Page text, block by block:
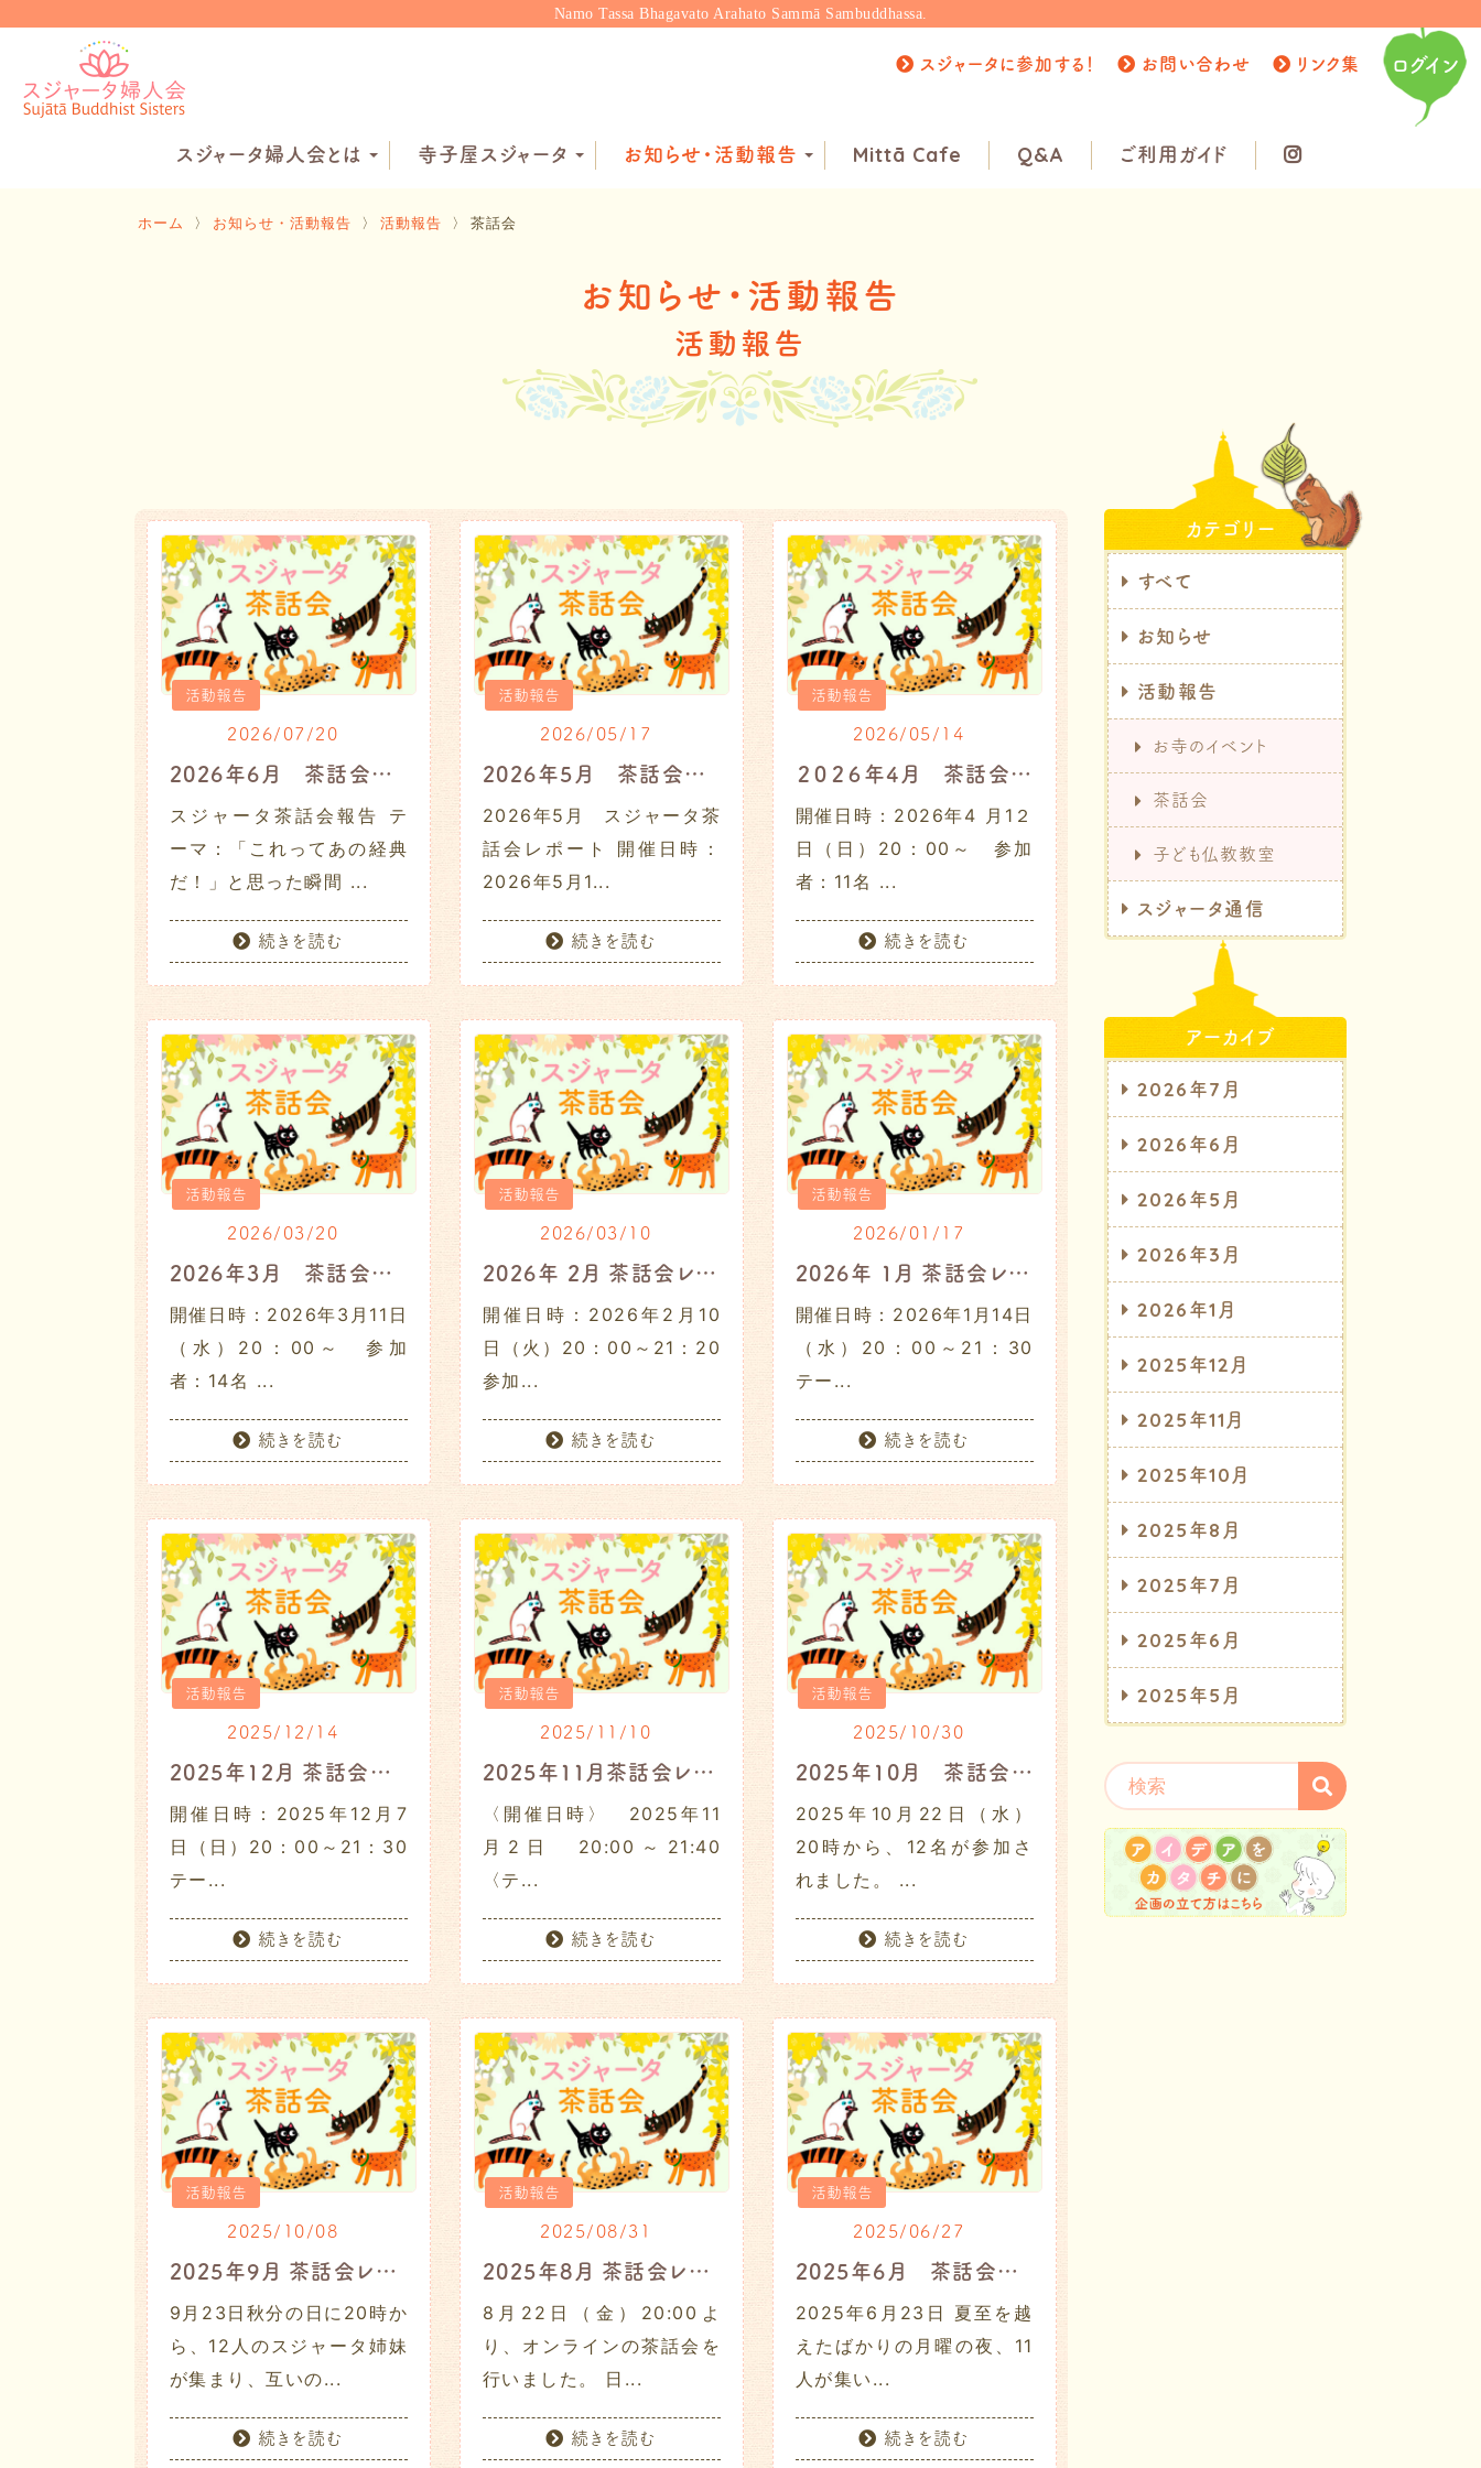
Namo Tassa Bhagavato Arahato Sammā Sambuddhassa.
スジャータに参加する！ お問い合わせ リンク集 ログイン
スジャータ婦人会とは 寺子屋スジャータ お知らせ・活動報告 Mittā Cafe Q&A ご利用ガイド
ホーム 〉 お知らせ・活動報告 〉 活動報告 〉 茶話会
お知らせ・活動報告
活動報告
活動報告
2026/07/20
2026年6月 茶話会レポート
スジャータ茶話会報告 テ
ーマ：「これってあの経典
だ！」と思った瞬間 ...
続きを読む
活動報告
2026/05/17
2026年5月 茶話会レポート
2026年5月 スジャータ茶
話会レポート 開催日時：
2026年5月1...
続きを読む
活動報告
2026/05/14
２０２６年4月 茶話会レポート
開催日時：2026年4 月1２
日（日）20：00～ 参加
者：11名 ...
続きを読む
活動報告
2026/03/20
2026年3月 茶話会レポート
開催日時：2026年3月11日
（水）20：00～ 参加
者：14名 ...
続きを読む
活動報告
2026/03/10
2026年 2月 茶話会レポート
開催日時：2026年2月10
日（火）20：00～21：20
参加...
続きを読む
活動報告
2026/01/17
2026年 1月 茶話会レポート
開催日時：2026年1月14日
（水）20：00～21：30
テー...
続きを読む
活動報告
2025/12/14
2025年12月 茶話会レポート
開催日時：2025年12月7
日（日）20：00～21：30
テー...
続きを読む
活動報告
2025/11/10
2025年１１月茶話会レポート
〈開催日時〉 2025年11
月2日 20:00～21:40
〈テ...
続きを読む
活動報告
2025/10/30
2025年10月 茶話会レポート
2025年10月22日（水）
20時から、12名が参加さ
れました。 ...
続きを読む
活動報告
2025/10/08
2025年9月 茶話会レポート
9月23日秋分の日に20時か
ら、12人のスジャータ姉妹
が集まり、互いの...
続きを読む
活動報告
2025/08/31
2025年8月 茶話会レポート
8月22日（金）20:00よ
り、オンラインの茶話会を
行いました。 日...
続きを読む
活動報告
2025/06/27
2025年6月 茶話会レポート
2025年6月23日 夏至を越
えたばかりの月曜の夜、11
人が集い...
続きを読む
カテゴリー
すべて
お知らせ
活動報告
お寺のイベント
茶話会
子ども仏教教室
スジャータ通信
アーカイブ
2026年7月
2026年6月
2026年5月
2026年3月
2026年1月
2025年12月
2025年11月
2025年10月
2025年8月
2025年7月
2025年6月
2025年5月